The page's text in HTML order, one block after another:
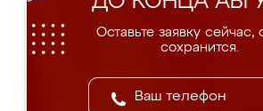
Оставьте заявку сейчас,
сохранится.